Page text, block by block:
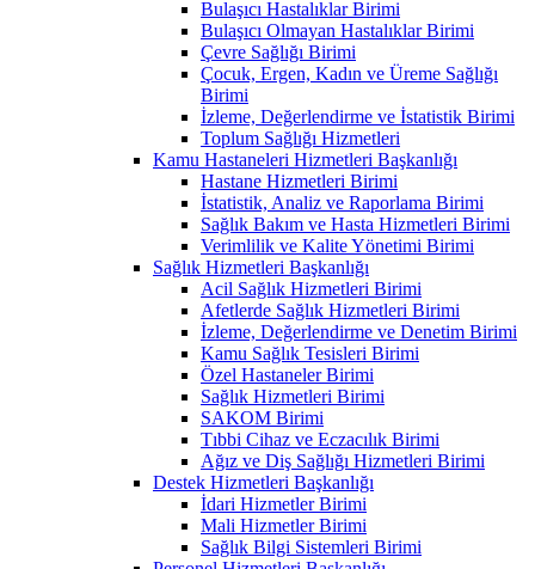
Bulaşıcı Hastalıklar Birimi
Bulaşıcı Olmayan Hastalıklar Birimi
Çevre Sağlığı Birimi
Çocuk, Ergen, Kadın ve Üreme Sağlığı
Birimi
İzleme, Değerlendirme ve İstatistik Birimi
Toplum Sağlığı Hizmetleri
Kamu Hastaneleri Hizmetleri Başkanlığı
Hastane Hizmetleri Birimi
İstatistik, Analiz ve Raporlama Birimi
Sağlık Bakım ve Hasta Hizmetleri Birimi
Verimlilik ve Kalite Yönetimi Birimi
Sağlık Hizmetleri Başkanlığı
Acil Sağlık Hizmetleri Birimi
Afetlerde Sağlık Hizmetleri Birimi
İzleme, Değerlendirme ve Denetim Birimi
Kamu Sağlık Tesisleri Birimi
Özel Hastaneler Birimi
Sağlık Hizmetleri Birimi
SAKOM Birimi
Tıbbi Cihaz ve Eczacılık Birimi
Ağız ve Diş Sağlığı Hizmetleri Birimi
Destek Hizmetleri Başkanlığı
İdari Hizmetler Birimi
Mali Hizmetler Birimi
Sağlık Bilgi Sistemleri Birimi